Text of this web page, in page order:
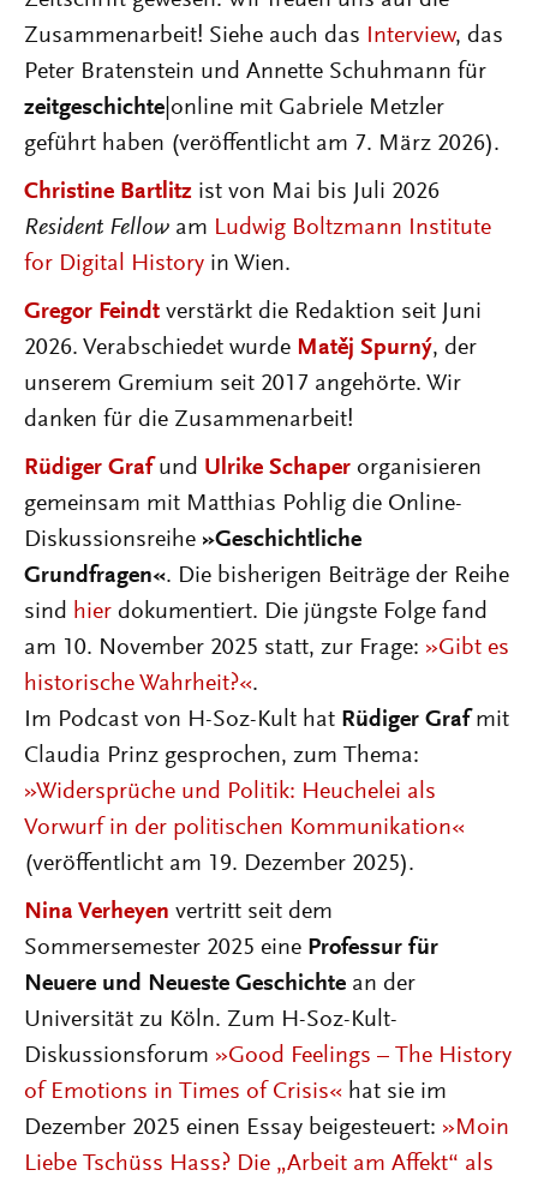
Zusammenarbeit! Siehe auch das Interview, das
Peter Bratenstein und Annette Schuhmann für
zeitgeschichte |online mit Gabriele Metzler
geführt haben (veröffentlicht am 7. März 2026).
Christine Bartlitz ist von Mai bis Juli 2026
Resident Fellow am Ludwig Boltzmann Institute
for Digital History in Wien.
Gregor Feindt verstärkt die Redaktion seit Juni
2026. Verabschiedet wurde Matěj Spurný, der
unserem Gremium seit 2017 angehörte. Wir
danken für die Zusammenarbeit!
Rüdiger Graf und Ulrike Schaper organisieren
gemeinsam mit Matthias Pohlig die Online-
Diskussionsreihe »Geschichtliche
Grundfragen«. Die bisherigen Beiträge der Reihe
sind hier dokumentiert. Die jüngste Folge fand
am 10. November 2025 statt, zur Frage: »Gibt es
historische Wahrheit?«.
Im Podcast von H-Soz-Kult hat Rüdiger Graf mit
Claudia Prinz gesprochen, zum Thema:
»Widersprüche und Politik: Heuchelei als
Vorwurf in der politischen Kommunikation«
(veröffentlicht am 19. Dezember 2025).
Nina Verheyen vertritt seit dem
Sommersemester 2025 eine Professur für
Neuere und Neueste Geschichte an der
Universität zu Köln. Zum H-Soz-Kult-
Diskussionsforum »Good Feelings – The History
of Emotions in Times of Crisis« hat sie im
Dezember 2025 einen Essay beigesteuert: »Moin
Liebe Tschüss Hass? Die „Arbeit am Affekt“ als